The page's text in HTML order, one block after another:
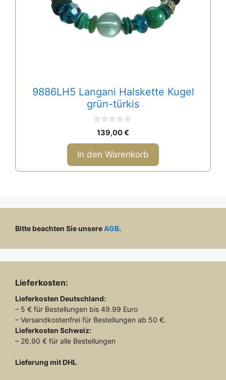
9886LH5 Langani Halskette Kugel
grün-türkis
0
o
n
5
139,00€
In den Warenkorb
Bitte beachten Sie unsereAGB.
Lieferkosten:
Lieferkosten Deutschland:
– 5 € für Bestellungen bis 49.99 Euro
– Versandkostenfrei für Bestellungen ab 50 €.
Lieferkosten Schweiz:
– 26.90 € für alle Bestellungen
Lieferung mit DHL